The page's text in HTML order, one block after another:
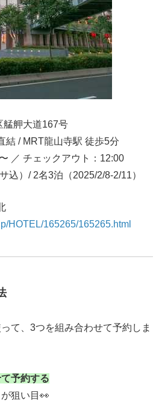
舺大道167号
結 / MRT龍山寺駅 徒歩5分
／ チェックアウト：12:00
込）/ 2名3泊（2025/2/8-2/11）
HOTEL/165265/165265.html
て、3つを組み合わせて予約しま
予約する
狙い目👀